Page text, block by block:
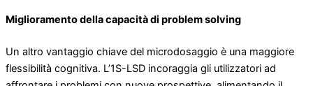
Miglioramento della capacità di problem solving
Un altro vantaggio chiave del microdosaggio è una maggiore
flessibilità cognitiva. L’1S-LSD incoraggia gli utilizzatori ad